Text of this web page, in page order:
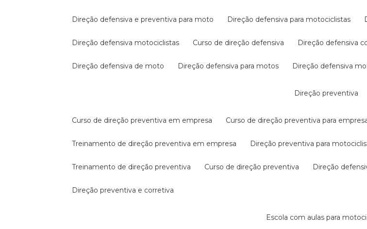
direção defensiva e preventiva para moto direção defensiva para motociclistas
direção defensiva motociclistas curso de direção defensiva direção defensiva
direção defensiva de moto direção defensiva para motos direção defensiva
direção preventiva
curso de direção preventiva em empresa curso de direção preventiva para
treinamento de direção preventiva em empresa direção preventiva para
treinamento de direção preventiva curso de direção preventiva direção
direção preventiva e corretiva
escola com aulas para